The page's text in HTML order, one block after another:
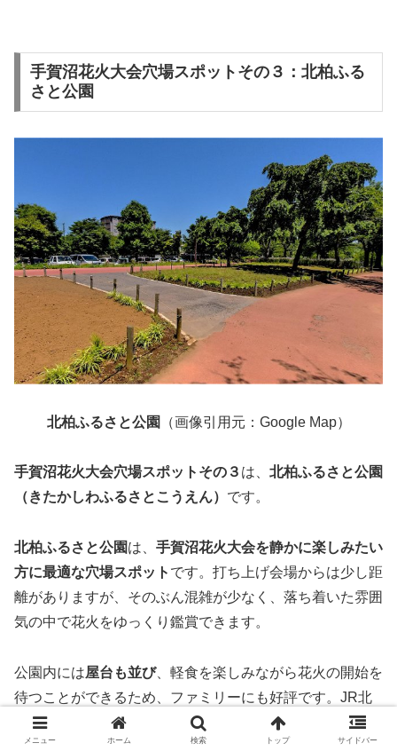
手賀沼花火大会穴場スポットその３：北柏ふる
さと公園
北柏ふるさと公園 （画像引用元：Google Map）
手賀沼花火大会穴場スポットその３ は、 北柏ふるさと公園
（きたかしわふるさとこうえん） です。
北柏ふるさと公園は、 手賀沼花火大会を静かに楽しみたい
方に最適な穴場スポット です。打ち上げ会場からは少し距
離がありますが、そのぶん混雑が少なく、落ち着いた雰囲
気の中で花火をゆっくり鑑賞できます。
公園内には屋台も並び、軽食を楽しみながら花火の開始を
待つことができるため、ファミリーにも好評です。JR北
柏駅から徒歩でアクセスできる点も便利で、安心して訪れ
ることができます。迫力よりも快適さを重視する方におす
メニュー ホーム 検索 トップ サイドバー